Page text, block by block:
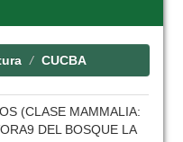
CUCBA
(CLASE MAMMALIA:
DEL BOSQUE LA